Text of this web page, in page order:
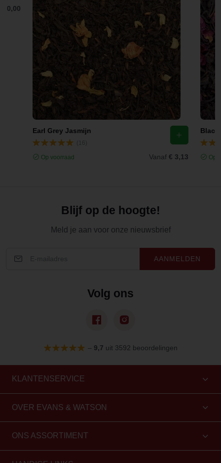
€ 0,00
Earl Grey Jasmijn
Op voorraad Vanaf € 3,13
Black
Op
Blijf op de hoogte!
Meld je aan voor onze nieuwsbrief
AANMELDEN
Volg ons
– 9,7 uit 3592 beoordelingen
KLANTENSERVICE
OVER EVANS & WATSON
ONS ASSORTIMENT